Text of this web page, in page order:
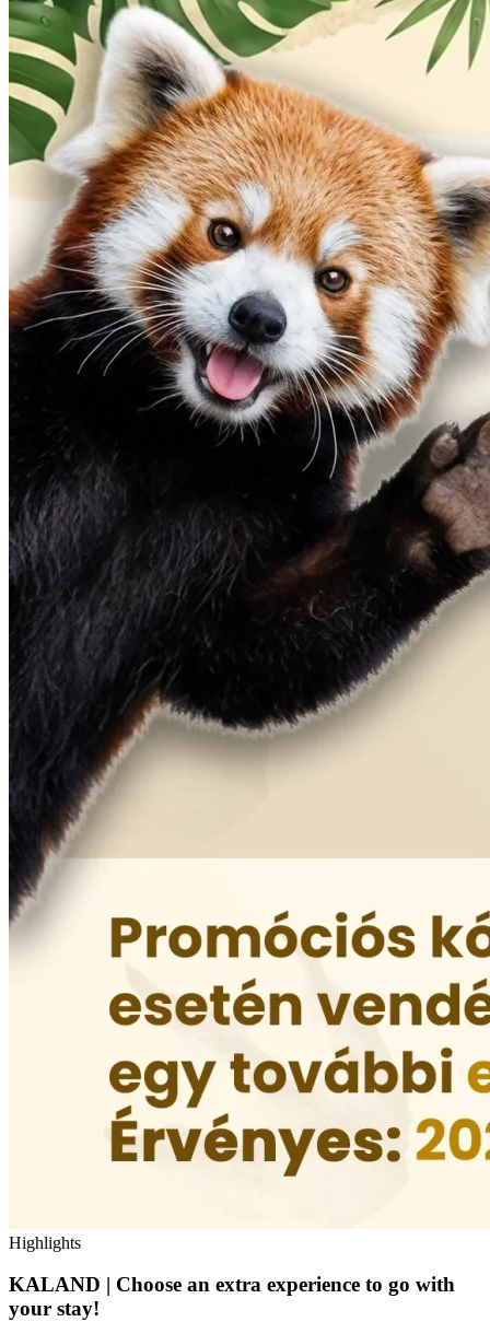
Highlights
KALAND | Choose an extra experience to go with
your stay!